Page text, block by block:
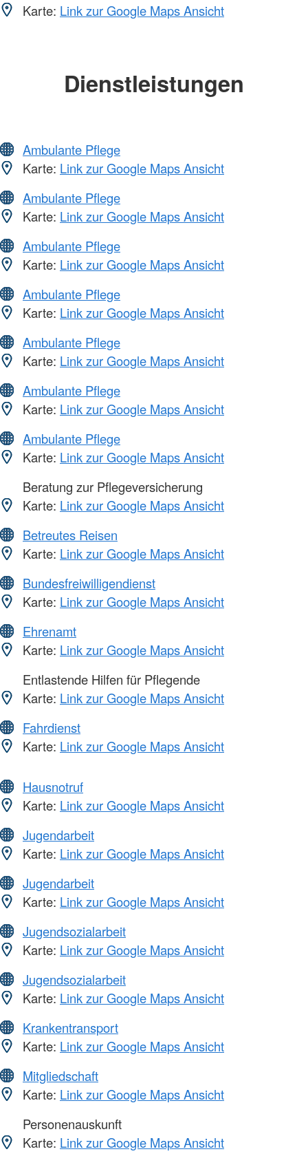
Karte: Link zur Google Maps Ansicht
Dienstleistungen
Ambulante Pflege
Karte: Link zur Google Maps Ansicht
Ambulante Pflege
Karte: Link zur Google Maps Ansicht
Ambulante Pflege
Karte: Link zur Google Maps Ansicht
Ambulante Pflege
Karte: Link zur Google Maps Ansicht
Ambulante Pflege
Karte: Link zur Google Maps Ansicht
Ambulante Pflege
Karte: Link zur Google Maps Ansicht
Ambulante Pflege
Karte: Link zur Google Maps Ansicht
Beratung zur Pflegeversicherung
Karte: Link zur Google Maps Ansicht
Betreutes Reisen
Karte: Link zur Google Maps Ansicht
Bundesfreiwilligendienst
Karte: Link zur Google Maps Ansicht
Ehrenamt
Karte: Link zur Google Maps Ansicht
Entlastende Hilfen für Pflegende
Karte: Link zur Google Maps Ansicht
Fahrdienst
Karte: Link zur Google Maps Ansicht
Hausnotruf
Karte: Link zur Google Maps Ansicht
Jugendarbeit
Karte: Link zur Google Maps Ansicht
Jugendarbeit
Karte: Link zur Google Maps Ansicht
Jugendsozialarbeit
Karte: Link zur Google Maps Ansicht
Jugendsozialarbeit
Karte: Link zur Google Maps Ansicht
Krankentransport
Karte: Link zur Google Maps Ansicht
Mitgliedschaft
Karte: Link zur Google Maps Ansicht
Personenauskunft
Karte: Link zur Google Maps Ansicht